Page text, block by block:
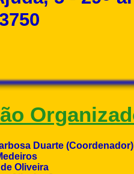
Duarte (Coordenador)
Oliveira